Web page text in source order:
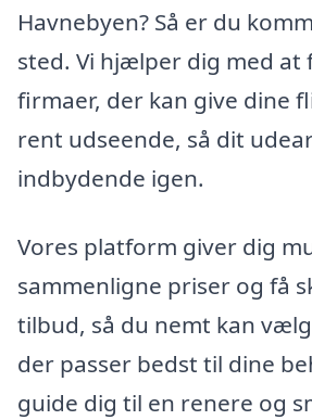
Havnebyen? Så er du
sted. Vi hjælper dig med at
firmaer, der kan give dine
rent udseende, så dit
indbydende igen.
Vores platform giver dig
sammenligne priser og få
tilbud, så du nemt kan
der passer bedst til dine
guide dig til en renere og